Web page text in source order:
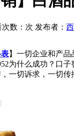
数： 次 发布者：
】一切企业和产
为什么成功？口
一切诉求，一切